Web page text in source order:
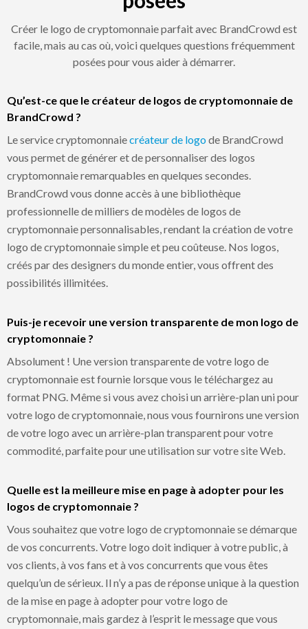
Créer le logo de cryptomonnaie parfait avec BrandCrowd est
facile, mais au cas où, voici quelques questions fréquemment
posées pour vous aider à démarrer.
Qu’est-ce que le créateur de logos de cryptomonnaie de
BrandCrowd ?
Le service cryptomonnaiecréateur de logode BrandCrowd
vous permet de générer et de personnaliser des logos
cryptomonnaie remarquables en quelques secondes.
BrandCrowd vous donne accès à une bibliothèque
professionnelle de milliers de modèles de logos de
cryptomonnaie personnalisables, rendant la création de votre
logo de cryptomonnaie simple et peu coûteuse. Nos logos,
créés par des designers du monde entier, vous offrent des
possibilités illimitées.
Puis-je recevoir une version transparente de mon logo de
cryptomonnaie ?
Absolument ! Une version transparente de votre logo de
cryptomonnaie est fournie lorsque vous le téléchargez au
format PNG. Même si vous avez choisi un arrière-plan uni pour
votre logo de cryptomonnaie, nous vous fournirons une version
de votre logo avec un arrière-plan transparent pour votre
commodité, parfaite pour une utilisation sur votre site Web.
Quelle est la meilleure mise en page à adopter pour les
logos de cryptomonnaie ?
Vous souhaitez que votre logo de cryptomonnaie se démarque
de vos concurrents. Votre logo doit indiquer à votre public, à
vos clients, à vos fans et à vos concurrents que vous êtes
quelqu’un de sérieux. Il n’y a pas de réponse unique à la question
de la mise en page à adopter pour votre logo de
cryptomonnaie, mais gardez à l’esprit le message que vous